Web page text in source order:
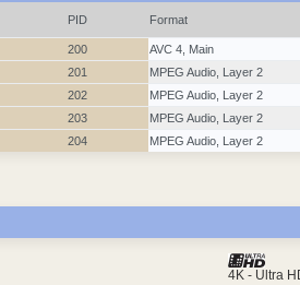
PID Format
200 AVC 4, Main
201 MPEG Audio, Layer 2
202 MPEG Audio, Layer 2
203 MPEG Audio, Layer 2
204 MPEG Audio, Layer 2
4K - Ultra